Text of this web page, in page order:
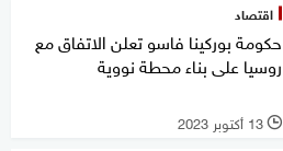
اقتصاد
حكومة بوركينا فاسو تعلن الاتفاق مع
روسيا على بناء محطة نووية
l 13 أكتوبر 2023